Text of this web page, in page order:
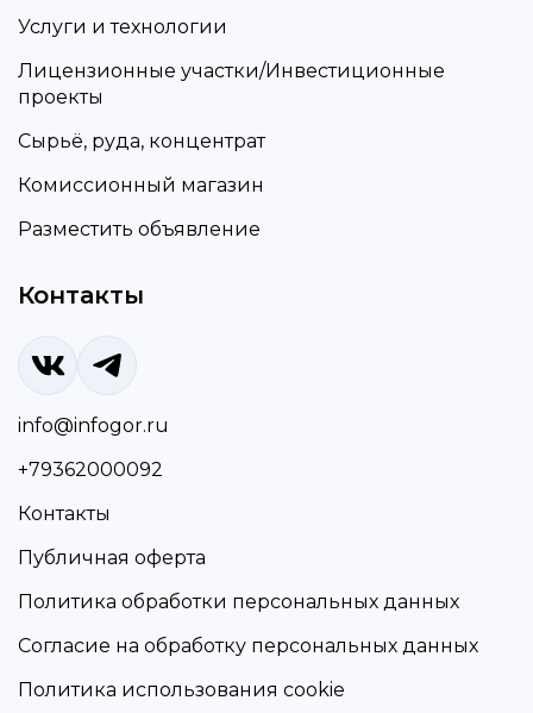
Услуги и технологии
Лицензионные участки/Инвестиционные
проекты
Сырьё, руда, концентрат
Комиссионный магазин
Разместить объявление
Контакты
info@infogor.ru
+79362000092
Контакты
Публичная оферта
Политика обработки персональных данных
Согласие на обработку персональных данных
Политика использования cookie